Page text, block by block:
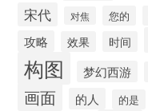
宋代 对焦 您的
攻略 效果 时间
构图 梦幻西游
画面 的人 的是